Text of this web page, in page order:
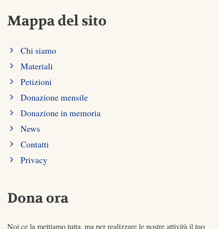
Mappa del sito
Chi siamo
Materiali
Petizioni
Donazione mensile
Donazione in memoria
News
Contatti
Privacy
Dona ora
Noi ce la mettiamo tutta, ma per realizzare le nostre attività il tuo